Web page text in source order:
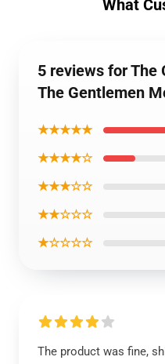
What
5 reviews for The
The Gentlemen
★★★★★
★★★★☆
★★★☆☆
★★☆☆☆
★☆☆☆☆
The product was fine,